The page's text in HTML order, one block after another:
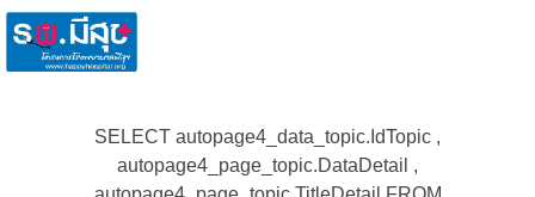
SELECT autopage4_data_topic.IdTopic ,
autopage4_page_topic.DataDetail ,